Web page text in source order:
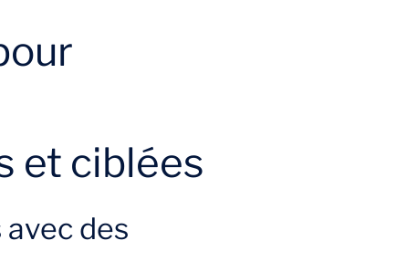
et ciblées
des